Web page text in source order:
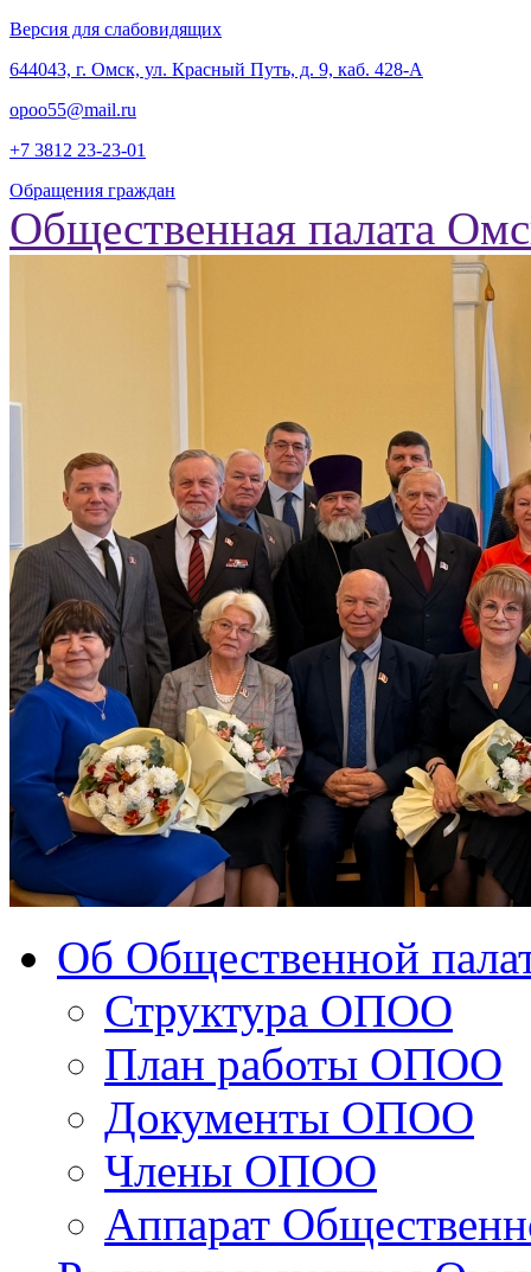
Версия для слабовидящих
‎644043, г. Омск, ул. Красный Путь, д. 9, каб. 428-А
opoo55@mail.ru
+7 3812 23-23-01
Обращения граждан
Общественная палата
Об Общественной
Структура ОПОО
План работы ОПОО
Документы ОПОО
Члены ОПОО
Аппарат